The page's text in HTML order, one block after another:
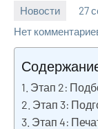
Новости 27
Нет
Этап 2:
Этап 3:
Этап 4: